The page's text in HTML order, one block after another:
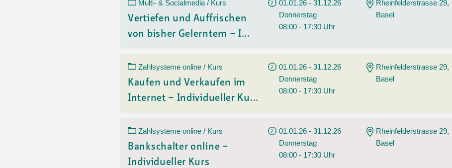
Altersstrategien und Leitbilder
Privatstunden und Support
Weitere Angebote
AGB
Multi- & Socialmedia / Kurs
Vertiefen und Auffrischen
von bisher Gelerntem – I...
01.01.26 - 31.12.26
Donnerstag
08:00 - 17:30 Uhr
Rheinfelderstrasse 29,
Basel
Zahlsysteme online / Kurs
Kaufen und Verkaufen im
Internet – Individueller Ku...
01.01.26 - 31.12.26
Donnerstag
08:00 - 17:30 Uhr
Rheinfelderstrasse 29,
Basel
Zahlsysteme online / Kurs
Bankschalter online –
Individueller Kurs
01.01.26 - 31.12.26
Donnerstag
08:00 - 17:30 Uhr
Rheinfelderstrasse 29,
Basel